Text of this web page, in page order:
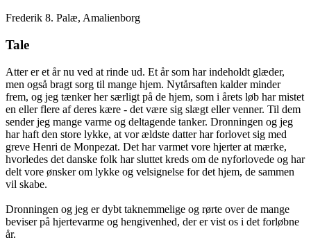
Frederik 8. Palæ, Amalienborg
Tale
Atter er et år nu ved at rinde ud. Et år som har indeholdt glæder,
men også bragt sorg til mange hjem. Nytårsaften kalder minder
frem, og jeg tænker her særligt på de hjem, som i årets løb har mistet
en eller flere af deres kære - det være sig slægt eller venner. Til dem
sender jeg mange varme og deltagende tanker. Dronningen og jeg
har haft den store lykke, at vor ældste datter har forlovet sig med
greve Henri de Monpezat. Det har varmet vore hjerter at mærke,
hvorledes det danske folk har sluttet kreds om de nyforlovede og har
delt vore ønsker om lykke og velsignelse for det hjem, de sammen
vil skabe.
Dronningen og jeg er dybt taknemmelige og rørte over de mange
beviser på hjertevarme og hengivenhed, der er vist os i det forløbne
år.